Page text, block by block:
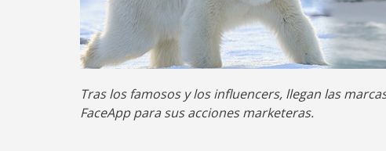
Tras los famosos y los influencers, llegan las
FaceApp para sus acciones marketeras.